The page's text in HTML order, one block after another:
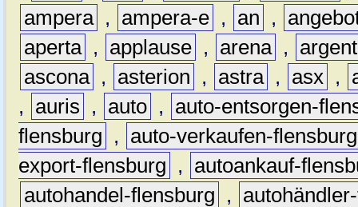
ampera , ampera-e , an ,
aperta , applause , arena ,
ascona , asterion , astra , asx ,
,
auris , auto ,
auto-entsorgen-
flensburg
,
auto-verkaufen-flensburg
export-flensburg
,
autoankauf-
autohandel-flensburg
,